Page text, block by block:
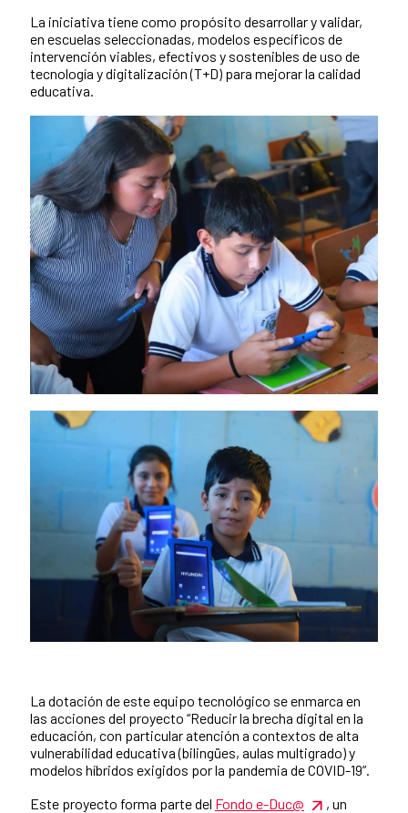
La iniciativa tiene como propósito desarrollar y validar,
en escuelas seleccionadas, modelos específicos de
intervención viables, efectivos y sostenibles de uso de
tecnología y digitalización (T+D) para mejorar la calidad
educativa.
La dotación de este equipo tecnológico se enmarca en
las acciones del proyecto “Reducir la brecha digital en la
educación, con particular atención a contextos de alta
vulnerabilidad educativa (bilingües, aulas multigrado) y
modelos híbridos exigidos por la pandemia de COVID-19”.
Este proyecto forma parte del Fondo e-Duc@
, un